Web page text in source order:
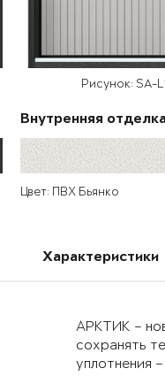
Рисунок: SA-L1
Внутренняя
Цвет: ПВХ Бьянко
Характеристики
АРКТИК –
сохранять
уплотнения